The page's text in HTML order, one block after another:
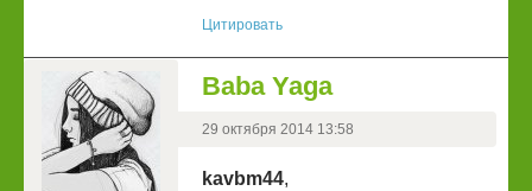
Цитировать
Baba Yaga
29 октября 2014 13:58
kavbm44,